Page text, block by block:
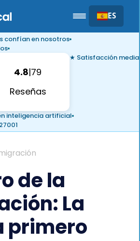
ES
confían en nosotros
4.8|79
Reseñas
★ Satisfacción media
inteligencia artificial
de la
La
primero